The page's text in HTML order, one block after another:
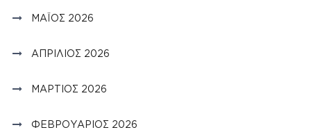
ΜΆΙΟΣ 2026
ΑΠΡΊΛΙΟΣ 2026
ΜΆΡΤΙΟΣ 2026
ΦΕΒΡΟΥΆΡΙΟΣ 2026